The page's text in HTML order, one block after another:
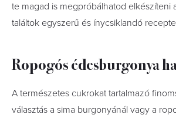
te magad is megpróbálhatod elkészíteni
találtok egyszerű és ínycsiklandó
Ropogós édesburgonya
A természetes cukrokat tartalmazó
választás a sima burgonyánál vagy a